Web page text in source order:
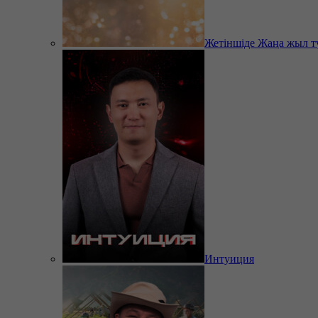
Жетіншіде Жаңа жыл
Интуиция